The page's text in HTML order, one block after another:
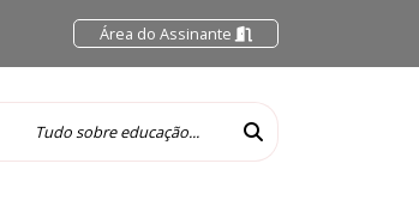
Área do Assinante